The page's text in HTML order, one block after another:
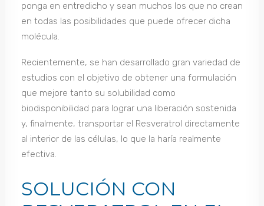
ponga en entredicho y sean muchos los que no crean
en todas las posibilidades que puede ofrecer dicha
molécula.
Recientemente, se han desarrollado gran variedad de
estudios con el objetivo de obtener una formulación
que mejore tanto su solubilidad como
biodisponibilidad para lograr una liberación sostenida
y, finalmente, transportar el Resveratrol directamente
al interior de las células, lo que la haría realmente
efectiva.
SOLUCIÓN CON